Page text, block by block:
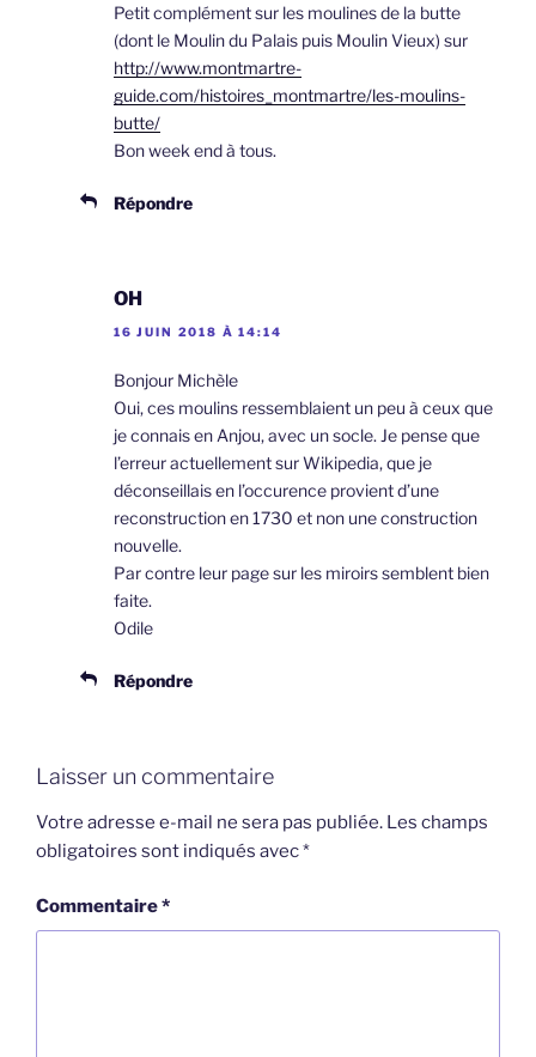
Petit complément sur les moulines de la butte
(dont le Moulin du Palais puis Moulin Vieux) sur
http://www.montmartre-
guide.com/histoires_montmartre/les-moulins-
butte/
Bon week end à tous.
Répondre
OH
16 JUIN 2018 À 14:14
Bonjour Michèle
Oui, ces moulins ressemblaient un peu à ceux que
je connais en Anjou, avec un socle. Je pense que
l’erreur actuellement sur Wikipedia, que je
déconseillais en l’occurence provient d’une
reconstruction en 1730 et non une construction
nouvelle.
Par contre leur page sur les miroirs semblent bien
faite.
Odile
Répondre
Laisser un commentaire
Votre adresse e-mail ne sera pas publiée. Les champs
obligatoires sont indiqués avec*
Commentaire*